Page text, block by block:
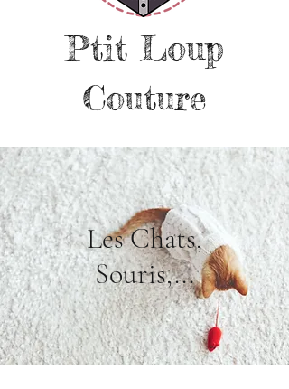
Ptit Loup
Couture
Les Chats,
Souris,...